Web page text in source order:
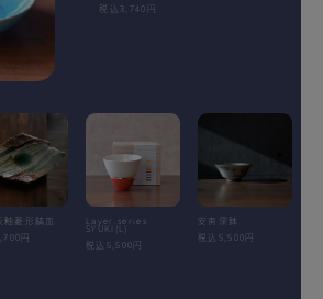
税込3,740円
釉菱形鎬皿
円
Layer.series
SYUKI(L)
税込5,500円
安南深鉢
税込5,500円